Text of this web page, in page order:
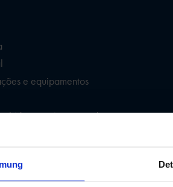
e equipamentos
hídricos e águas residuais